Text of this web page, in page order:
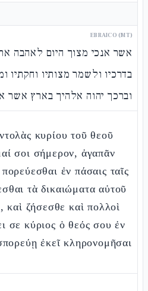
EBRAICO (MT)
אשר אנכי מצוך היום לאהבה
בדרכיו ולשמר מצותיו וחקתיו
וברכך יהוה אלהיך בארץ
κυρίου τοῦ θεοῦ
σοι σήμερον, ἀγαπᾶν
ἐν πάσαις ταῖς
τὰ δικαιώματα αὐτοῦ
καὶ ζήσεσθε καὶ πολλοὶ
σε κύριος ὁ θεός σου ἐν
ἐκεῖ κληρονομῆσαι